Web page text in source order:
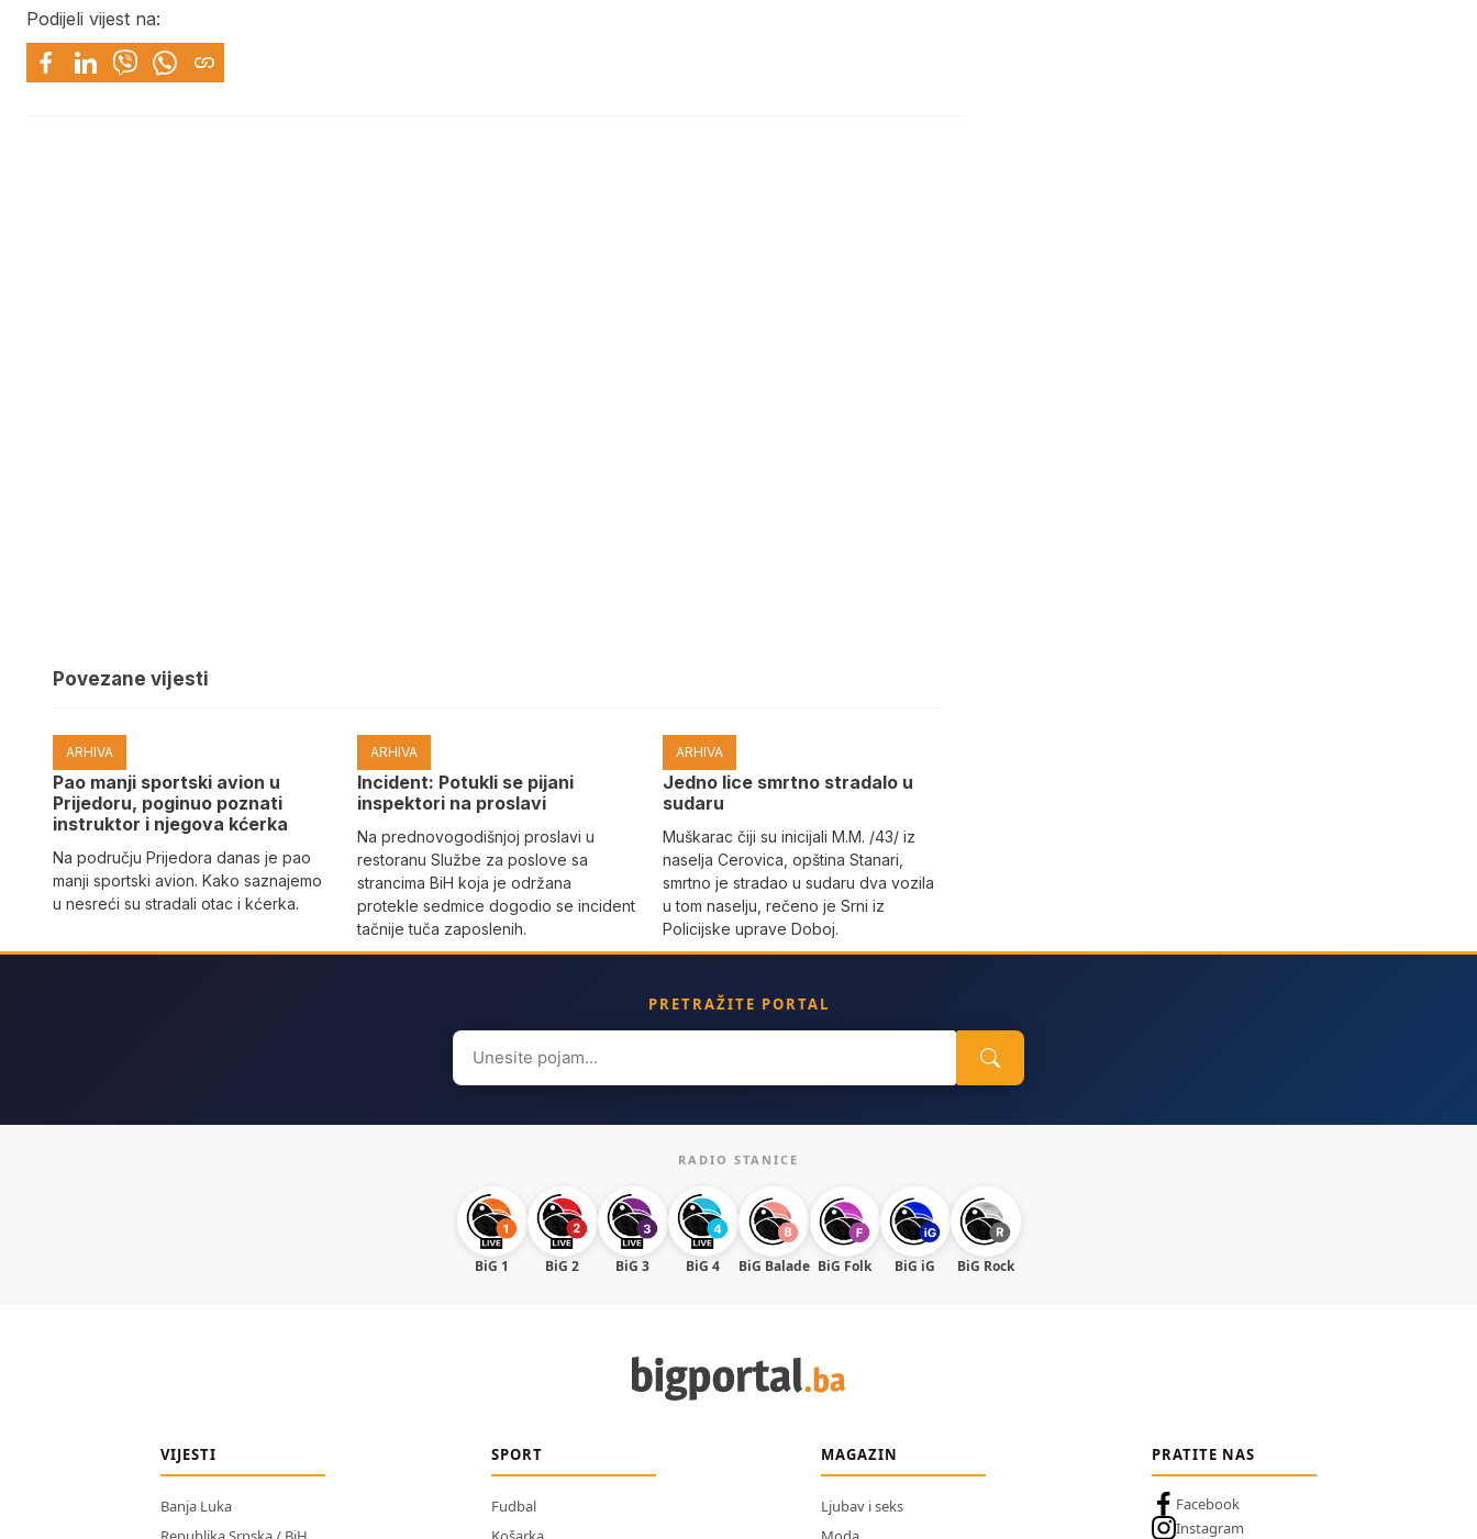
Podijeli vijest na:
Povezane vijesti
ARHIVA
Pao manji sportski avion u
Prijedoru, poginuo poznati
instruktor i njegova kćerka
Na području Prijedora danas je pao
manji sportski avion. Kako saznajemo
u nesreći su stradali otac i kćerka.
ARHIVA
Incident: Potukli se pijani
inspektori na proslavi
Na prednovogodišnjoj proslavi u
restoranu Službe za poslove sa
strancima BiH koja je održana
protekle sedmice dogodio se incident
tačnije tuča zaposlenih.
ARHIVA
Јedno lice smrtno stradalo u
sudaru
Muškarac čiji su inicijali M.M. /43/ iz
naselja Cerovica, opština Stanari,
smrtno je stradao u sudaru dva vozila
u tom naselju, rečeno je Srni iz
Policijske uprave Doboj.
PRETRAŽITE PORTAL
Search
for:
RADIO STANICE
BiG 1 BiG 2 BiG 3 BiG 4 BiG Balade BiG Folk BiG iG BiG Rock
VIJESTI
Banja Luka
SPORT
Fudbal
MAGAZIN
Ljubav i seks
PRATITE NAS
Facebook
Instagram